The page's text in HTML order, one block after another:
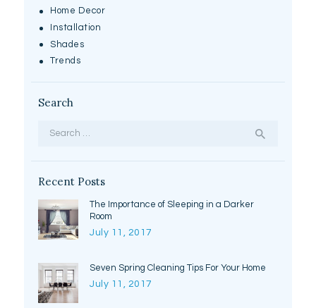
Home Decor
Installation
Shades
Trends
Search
Recent Posts
The Importance of Sleeping in a Darker
Room
July 11, 2017
Seven Spring Cleaning Tips For Your Home
July 11, 2017